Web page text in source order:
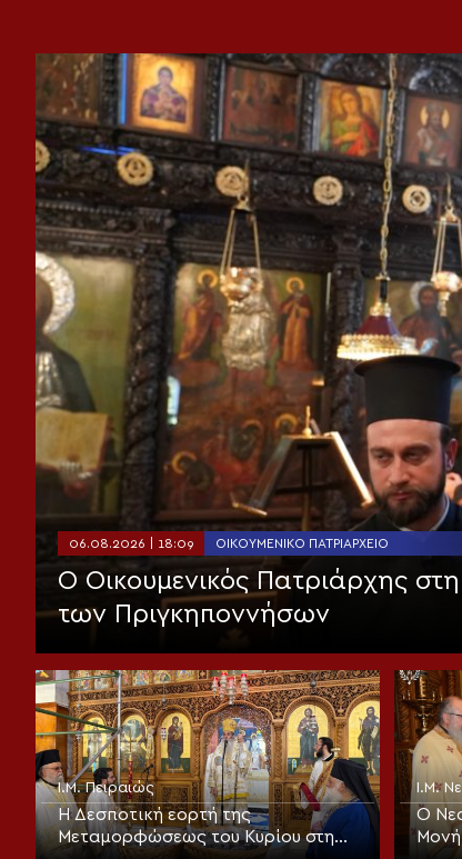
06.08.2026 | 18:09 ΟΙΚΟΥΜΕΝΙΚΌ ΠΑΤΡΙΑΡΧΕΊΟ
Ο Οικουμενικός Πατριάρχης
των Πριγκηποννήσων
Ι.Μ. Πειραιώς
Η Δεσποτική εορτή της
Μεταμορφώσεως του Κυρίου στη
Ι.Μ.
Ο